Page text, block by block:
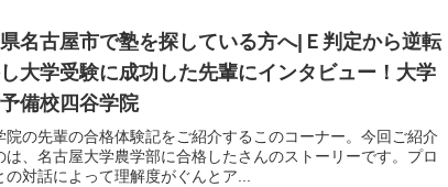
名古屋市で塾を探している方へ|Ｅ判定から逆転
大学受験に成功した先輩にインタビュー！大学
備校四谷学院
院の先輩の合格体験記をご紹介するこのコーナー。今回ご紹介
は、名古屋大学農学部に合格したさんのストーリーです。プロ
の対話によって理解度がぐんとア...